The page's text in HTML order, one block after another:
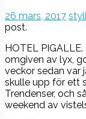
26 mars, 2017
post.
HOTEL
omgiven av lyx,
veckor sedan var
skulle upp för ett
Trendenser, och
weekend av